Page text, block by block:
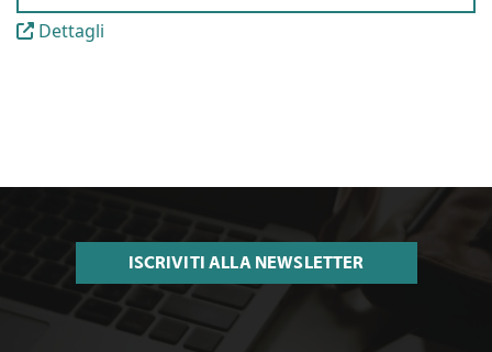
Dettagli
ISCRIVITI ALLA NEWSLETTER